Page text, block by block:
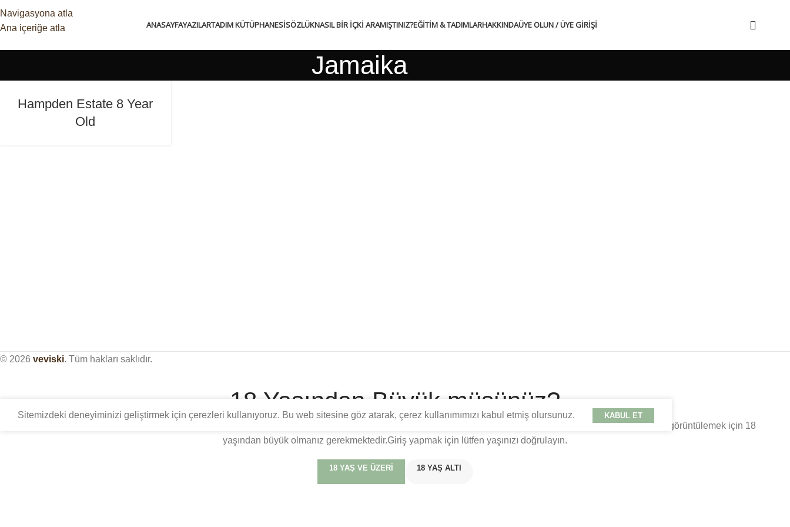
Navigasyona atla
Ana içeriğe atla
ANASAYFAYAZILARTADIM KÜTÜPHANESISÖZLÜKNASIL BIR İÇKI ARAMIŞTINIZ?EĞITIM & TADIMLARHAKKINDAÜYE OLUN / ÜYE GIRIŞI
Jamaika
Hampden Estate 8 Year
Old
© 2026 veviski. Tüm hakları saklıdır.
Sitemizdeki deneyiminizi geliştirmek için çerezleri kullanıyoruz. Bu web sitesine göz atarak, çerez kullanımımızı kabul etmiş olursunuz. KABUL ET
18 Yaşından Büyük müsünüz?
Bu site, distile içki kültürü üzerine sadece yetişkinlere yönelik eğitim, tarih ve tadım bilgilerini içermektedir. Türkiye Cumhuriyeti kanunları gereği içerikleri görüntülemek için 18
yaşından büyük olmanız gerekmektedir.Giriş yapmak için lütfen yaşınızı doğrulayın.
18 YAŞ VE ÜZERI 18 YAŞ ALTI